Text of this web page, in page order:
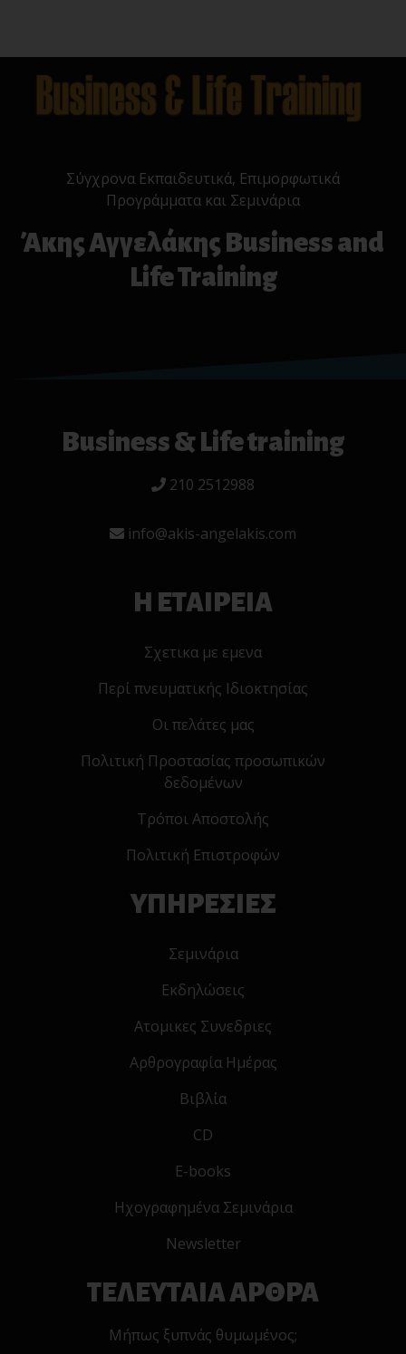
Σύγχρονα Εκπαιδευτικά, Επιμορφωτικά
Προγράμματα και Σεμινάρια
Άκης Αγγελάκης Business and
Life Training
Business & Life training
210 2512988
info@akis-angelakis.com
Η ΕΤΑΙΡΕΙΑ
Σχετικα με εμενα
Περί πνευματικής Ιδιοκτησίας
Οι πελάτες μας
Πολιτική Προστασίας προσωπικών
δεδομένων
Τρόποι Αποστολής
Πολιτική Επιστροφών
ΥΠΗΡΕΣΙΕΣ
Σεμινάρια
Εκδηλώσεις
Ατομικες Συνεδριες
Αρθρογραφία Ημέρας
Βιβλία
CD
E-books
Ηχογραφημένα Σεμινάρια
Newsletter
ΤΕΛΕΥΤΑΙΑ ΑΡΘΡΑ
Μήπως ξυπνάς θυμωμένος;